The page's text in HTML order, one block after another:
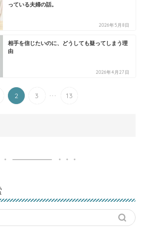
っている夫婦の話。
2026年5月8日
相手を信じたいのに、どうしても疑ってしまう理
由
2026年4月27日
2 3 ... 13